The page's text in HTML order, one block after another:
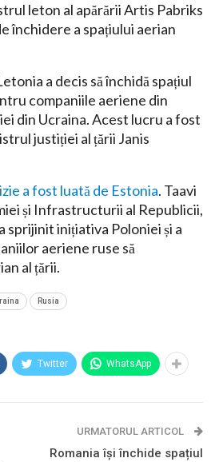
leton al apărării Artis Pabriks
închidere a spațiului aerian
a decis să închidă spațiul
companiile aeriene din
din Ucraina. Acest lucru a fost
justiției al țării Janis
a fost luată de Estonia. Taavi
și Infrastructurii al Republicii,
sprijinit inițiativa Poloniei și a
aeriene ruse să
al țării.
Rusia
Twitter WhatsApp
URMATORUL ARTICOL
Romania își închide spațiul